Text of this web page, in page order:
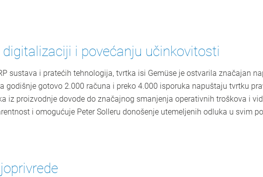
i povećanju učinkovitosti
sustava i pratećih tehnologija, tvrtka isi Gemüse je ostvarila značajan
godišnje gotovo 2.000 računa i preko 4.000 isporuka napuštaju tvrtku
iz proizvodnje dovode do značajnog smanjenja operativnih troškova i
i omogućuje Peter Solleru donošenje utemeljenih odluka u svim